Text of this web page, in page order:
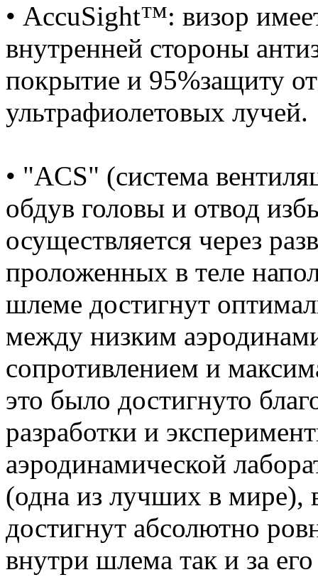
• AccuSight™: визор
внутренней стороны
покрытие и 95%защиту
ультрафиолетовых лучей.
• "ACS" (система
обдув головы и отвод
осуществляется через
проложенных в теле
шлеме достигнут
между низким
сопротивлением и
это было достигнуто
разработки и
аэродинамической
(одна из лучших в мире),
достигнут абсолютно
внутри шлема так и за